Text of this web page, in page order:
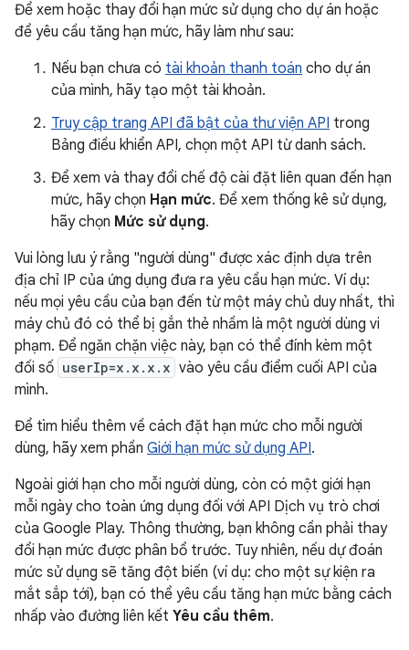
Để xem hoặc thay đổi hạn mức sử dụng cho dự án hoặc
để yêu cầu tăng hạn mức, hãy làm như sau:
Nếu bạn chưa có tài khoản thanh toán cho dự án
của mình, hãy tạo một tài khoản.
Truy cập trang API đã bật của thư viện API trong
Bảng điều khiển API, chọn một API từ danh sách.
Để xem và thay đổi chế độ cài đặt liên quan đến hạn
mức, hãy chọn Hạn mức. Để xem thống kê sử dụng,
hãy chọn Mức sử dụng.
Vui lòng lưu ý rằng "người dùng" được xác định dựa trên
địa chỉ IP của ứng dụng đưa ra yêu cầu hạn mức. Ví dụ:
nếu mọi yêu cầu của bạn đến từ một máy chủ duy nhất, thì
máy chủ đó có thể bị gắn thẻ nhầm là một người dùng vi
phạm. Để ngăn chặn việc này, bạn có thể đính kèm một
đối số userIp=x.x.x.x vào yêu cầu điểm cuối API của
mình.
Để tìm hiểu thêm về cách đặt hạn mức cho mỗi người
dùng, hãy xem phần Giới hạn mức sử dụng API.
Ngoài giới hạn cho mỗi người dùng, còn có một giới hạn
mỗi ngày cho toàn ứng dụng đối với API Dịch vụ trò chơi
của Google Play. Thông thường, bạn không cần phải thay
đổi hạn mức được phân bổ trước. Tuy nhiên, nếu dự đoán
mức sử dụng sẽ tăng đột biến (ví dụ: cho một sự kiện ra
mắt sắp tới), bạn có thể yêu cầu tăng hạn mức bằng cách
nhấp vào đường liên kết Yêu cầu thêm.